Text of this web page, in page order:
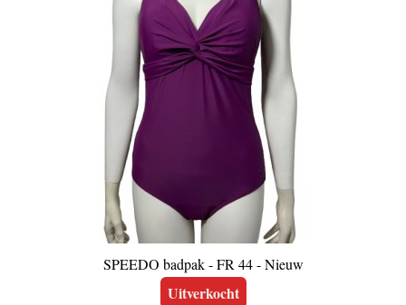
SPEEDO badpak - FR 44 - Nieuw
Uitverkocht